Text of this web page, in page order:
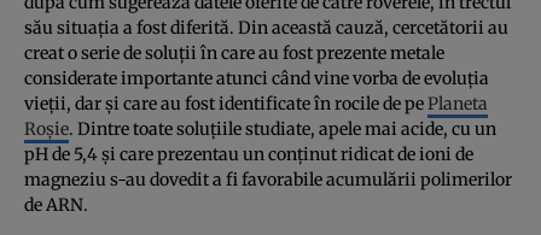
său situaţia a fost diferită. Din această cauză, cercetătorii au
creat o serie de soluţii în care au fost prezente metale
considerate importante atunci când vine vorba de evoluţia
vieţii, dar şi care au fost identificate în rocile de pePlaneta
Roşie. Dintre toate soluţiile studiate, apele mai acide, cu un
pH de 5,4 şi care prezentau un conţinut ridicat de ioni de
magneziu s-au dovedit a fi favorabile acumulării polimerilor
de ARN.